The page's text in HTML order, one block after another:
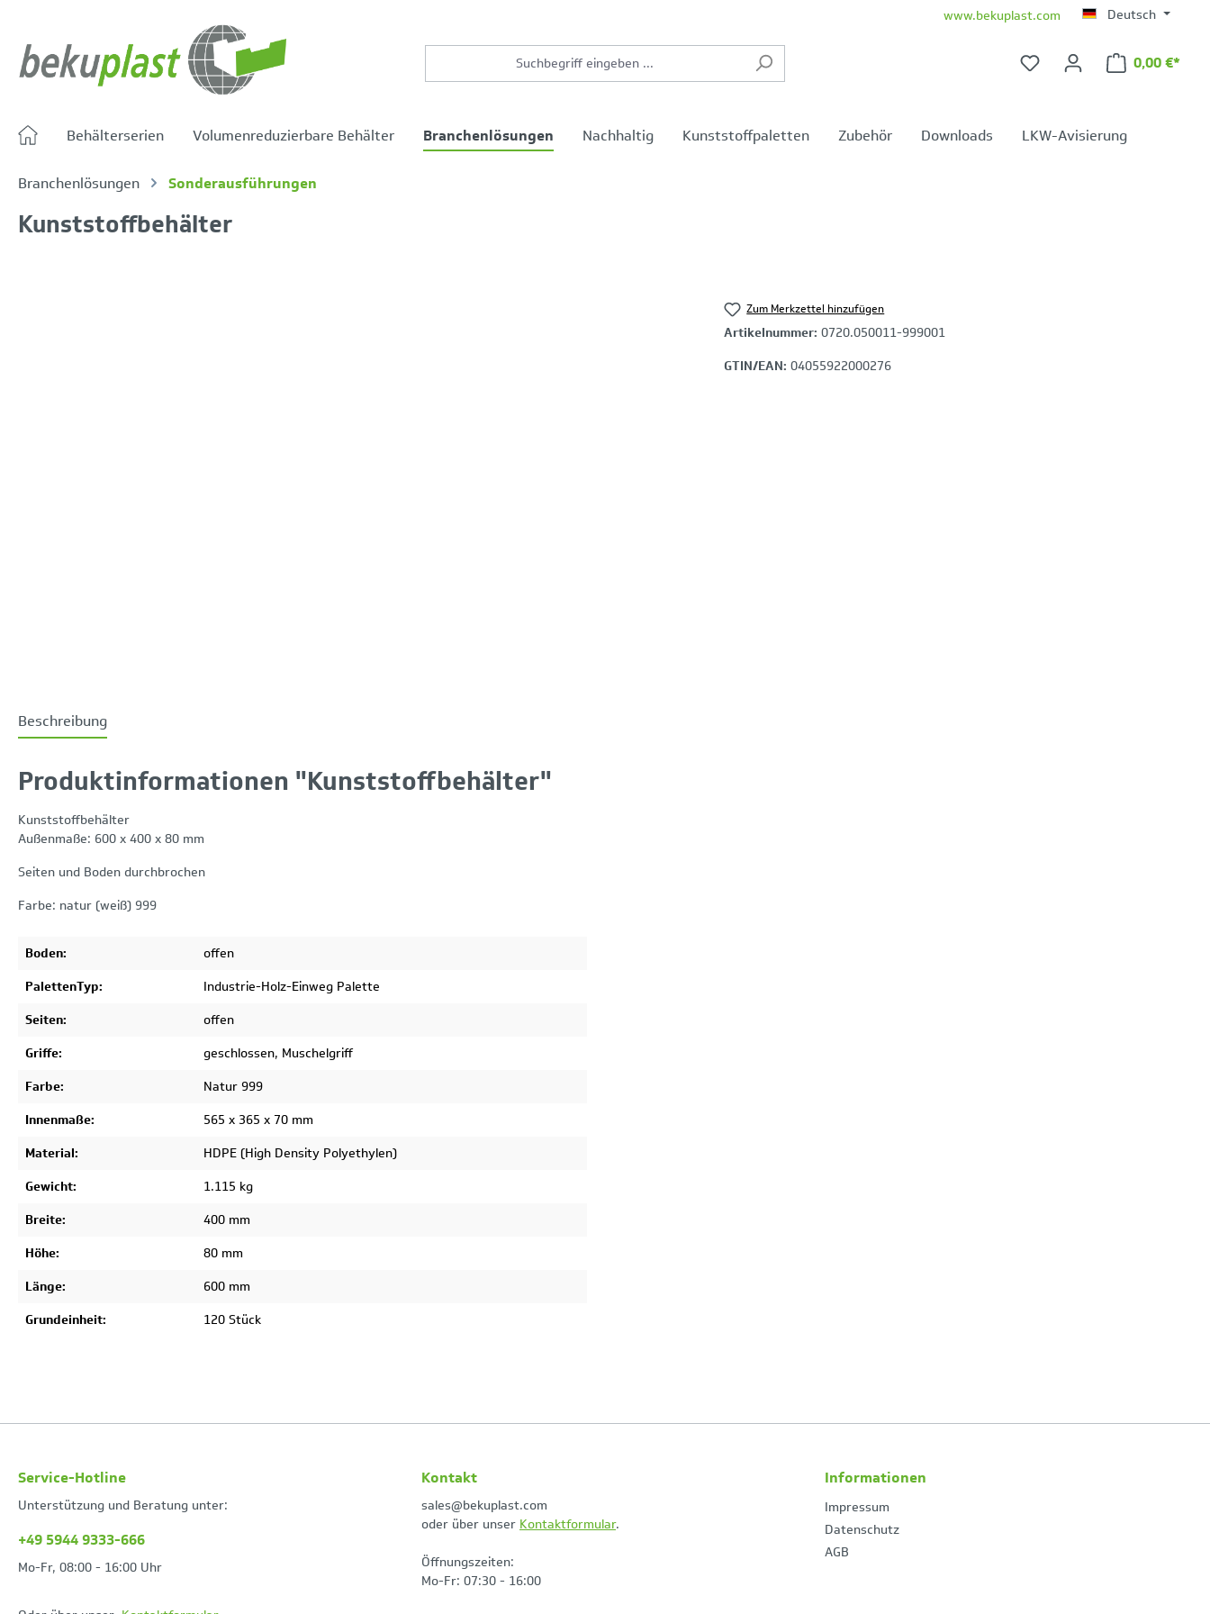
www.bekuplast.com Deutsch
0,00 €*
Behälterserien Volumenreduzierbare Behälter Branchenlösungen Nachhaltig Kunststoffpaletten Zubehör Downloads LKW-Avisierung
Branchenlösungen Sonderausführungen
Kunststoffbehälter
Zum Merkzettel hinzufügen
Artikelnummer: 0720.050011-999001
GTIN/EAN: 04055922000276
Beschreibung
Produktinformationen "Kunststoffbehälter"
Kunststoffbehälter
Außenmaße: 600 x 400 x 80 mm
Seiten und Boden durchbrochen
Farbe: natur (weiß) 999
Boden:
offen
PalettenTyp:
Industrie-Holz-Einweg Palette
Seiten:
offen
Griffe:
geschlossen, Muschelgriff
Farbe:
Natur 999
Innenmaße:
565 x 365 x 70 mm
Material:
HDPE (High Density Polyethylen)
Gewicht:
1.115 kg
Breite:
400 mm
Höhe:
80 mm
Länge:
600 mm
Grundeinheit:
120 Stück
Service-Hotline
Unterstützung und Beratung unter:
+49 5944 9333-666
Mo-Fr, 08:00 - 16:00 Uhr
Kontakt
sales@bekuplast.com
oder über unser Kontaktformular.
Öffnungszeiten:
Mo-Fr: 07:30 - 16:00
Informationen
Impressum
Datenschutz
AGB